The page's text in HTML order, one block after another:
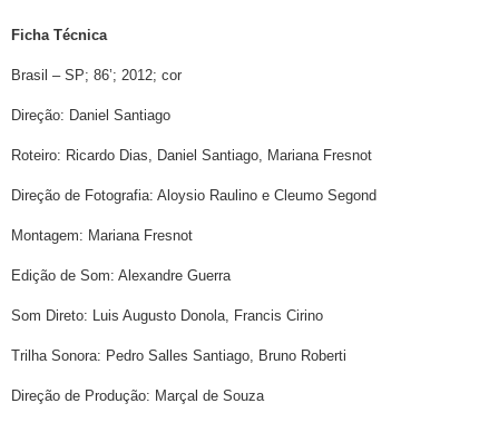
Ficha Técnica
Brasil – SP; 86’; 2012; cor
Direção: Daniel Santiago
Roteiro: Ricardo Dias, Daniel Santiago, Mariana Fresnot
Direção de Fotografia: Aloysio Raulino e Cleumo Segond
Montagem: Mariana Fresnot
Edição de Som: Alexandre Guerra
Som Direto: Luis Augusto Donola, Francis Cirino
Trilha Sonora: Pedro Salles Santiago, Bruno Roberti
Direção de Produção: Marçal de Souza